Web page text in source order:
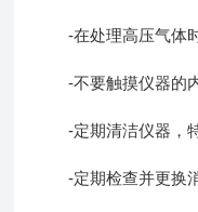
-在处理高压气体时
-不要触摸仪器的内
-定期清洁仪器，特
-定期检查并更换消